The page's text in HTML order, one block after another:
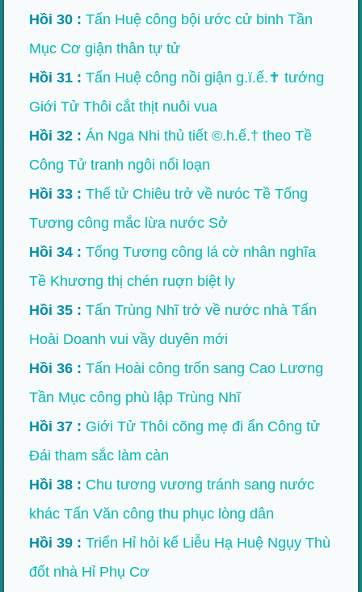
Hồi 30 : Tấn Huệ công bội ước cử binh Tần
Mục Cơ giận thân tự tử
Hồi 31 : Tấn Huệ công nồi giận g.ï.ế.✝ tướng
Giới Tử Thôi cắt thịt nuôi vua
Hồi 32 : Án Nga Nhi thủ tiết ©.h.ế.† theo Tề
Công Tử tranh ngôi nổi loạn
Hồi 33 : Thế tử Chiêu trở về nưóc Tề Tống
Tương công mắc lừa nước Sở
Hồi 34 : Tống Tương công lá cờ nhân nghĩa
Tề Khương thị chén ruợn biệt ly
Hồi 35 : Tấn Trùng Nhĩ trở về nước nhà Tấn
Hoài Doanh vui vầy duyên mới
Hồi 36 : Tấn Hoài công trốn sang Cao Lương
Tần Mục công phù lập Trùng Nhĩ
Hồi 37 : Giới Tử Thôi cõng mẹ đi ẩn Công tử
Đái tham sắc làm càn
Hồi 38 : Chu tương vương tránh sang nước
khác Tấn Văn công thu phục lòng dân
Hồi 39 : Triển Hỉ hỏi kế Liễu Hạ Huệ Ngụy Thù
đốt nhà Hỉ Phụ Cơ